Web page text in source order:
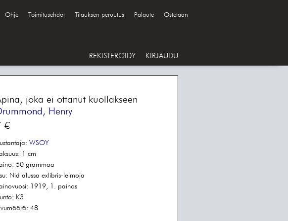
Ohje Toimitusehdot Tilauksen peruutus Palaute Ostetaan
REKISTERÖIDY KIRJAUDU
joka ei ottanut kuollakseen
Henry
€
WSOY
1 cm
50 grammaa
Nid alussa exlibris-leimoja
1919, 1. painos
K3
48